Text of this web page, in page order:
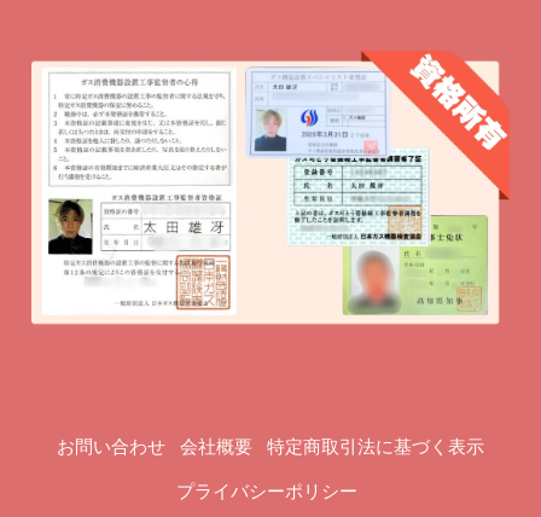
お問い合わせ 会社概要 特定商取引法に基づく表示
プライバシーポリシー